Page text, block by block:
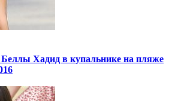
Хадид в купальнике на пляже